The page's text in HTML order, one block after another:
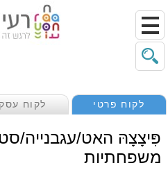
לקוח פרטי לקוח
פִּיצָצָהּ האט/עגבנייה/
משפחתיות